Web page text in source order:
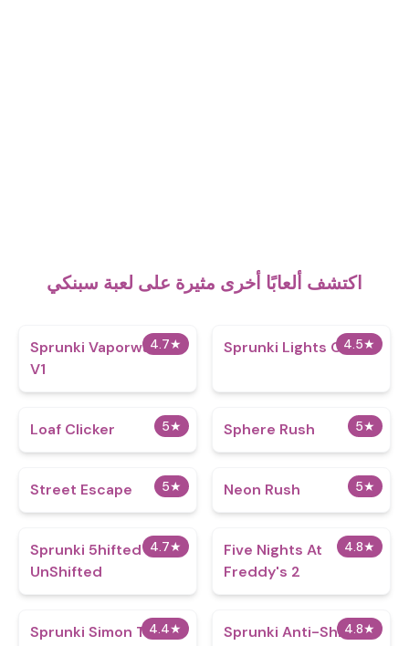
اكتشف ألعابًا أخرى مثيرة على لعبة سبنكي
4.7★
Sprunki Vaporwave
V1
4.5★
Sprunki Lights Out
5★
Loaf Clicker 5★
Sphere Rush
5★
Street Escape 5★
Neon Rush
4.7★
Sprunki 5hifted
UnShifted
4.8★
Five Nights At
Freddy's 2
4.4★
Sprunki Simon Time
4.8★
Sprunki Anti-Shifted